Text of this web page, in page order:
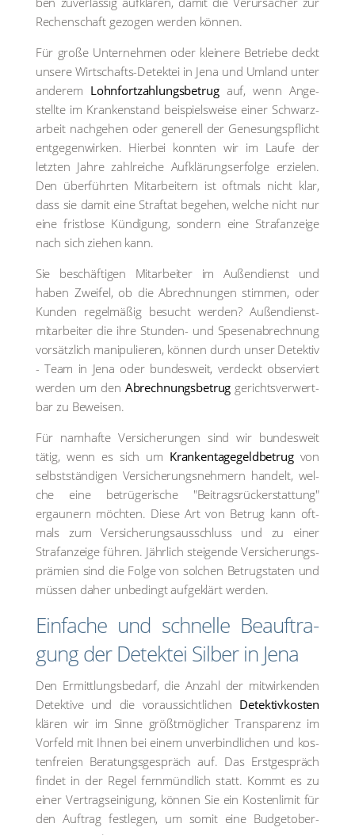
Rechen­schaft gezo­gen wer­den kön­nen.
Für gro­ße Unter­neh­men oder klei­ne­re Betrie­be deckt
unse­re Wirt­schafts-Detek­tei in Jena und Umland unter
ande­rem Lohn­fort­zah­lungs­be­trugauf, wenn Ange­
stell­te im Kran­ken­stand bei­spiels­wei­se einer Schwarz­
ar­beit nach­ge­hen oder gene­rell der Gene­sungs­pflicht
ent­ge­gen­wir­ken. Hier­bei konn­ten wir im Lau­fe der
letz­ten Jah­re zahl­rei­che Auf­klä­rungs­er­fol­ge erzie­len.
Den über­führ­ten Mitarbeitern ist oft­mals nicht klar,
dass sie damit eine Straf­tat bege­hen, wel­che nicht nur
eine frist­lo­se Kün­di­gung, son­dern eine Straf­an­zei­ge
nach sich zie­hen kann.
Sie beschäf­ti­gen Mit­ar­bei­ter im Außen­dienst und
haben Zwei­fel, ob die Abrech­nun­gen stim­men, oder
Kun­den regel­mä­ßig besucht wer­den? Außendienst­
mitarbeiter die ihre Stun­den- und Spe­sen­ab­rech­nung
vor­sätz­lich mani­pu­lie­ren, kön­nen durch unser Detek­tiv
- Team in Jena oder bun­des­weit, ver­deckt obser­viert
wer­den um den Abrech­nungs­be­trug gerichts­ver­wert­
bar zu Bewei­sen.
Für nam­haf­te Ver­si­che­run­gen sind wir bun­des­weit
tätig, wenn es sich um Kran­ken­ta­ge­geld­be­trugvon
selbst­stän­di­gen Ver­si­che­rungs­neh­mern han­delt, wel­
che eine betrü­ge­ri­sche "Bei­trags­rück­erstat­tung"
ergau­nern möch­ten. Die­se Art von Betrug kann oft­
mals zum Ver­si­che­rungs­aus­schluss und zu einer
Straf­an­zei­ge füh­ren. Jähr­lich stei­gen­de Ver­si­che­rungs­
prä­mi­en sind die Fol­ge von sol­chen Betrugs­ta­ten und
müs­sen daher unbe­dingt auf­ge­klärt wer­den.
Ein­fa­che und schnel­le Beauf­tra­
gung der Detek­tei Sil­ber in Jena
Den Ermitt­lungs­be­darf, die Anzahl der mit­wir­ken­den
Detek­ti­ve und die vor­aus­sicht­li­chen Detektiv­kosten
klä­ren wir im Sin­ne größt­mög­li­cher Trans­pa­renz im
Vor­feld mit Ihnen bei einem unver­bind­li­chen und kos­
ten­frei­en Bera­tungs­ge­spräch auf. Das Erst­ge­spräch
fin­det in der Regel fern­münd­lich statt. Kommt es zu
einer Ver­trags­ei­ni­gung, kön­nen Sie ein Kos­ten­li­mit für
den Auf­trag fest­le­gen, um somit eine Bud­ge­t­ober­